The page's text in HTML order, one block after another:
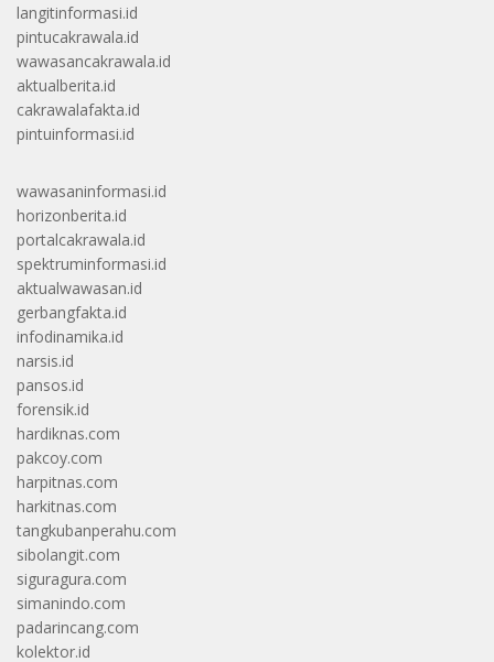
langitinformasi.id
pintucakrawala.id
wawasancakrawala.id
aktualberita.id
cakrawalafakta.id
pintuinformasi.id
wawasaninformasi.id
horizonberita.id
portalcakrawala.id
spektruminformasi.id
aktualwawasan.id
gerbangfakta.id
infodinamika.id
narsis.id
pansos.id
forensik.id
hardiknas.com
pakcoy.com
harpitnas.com
harkitnas.com
tangkubanperahu.com
sibolangit.com
siguragura.com
simanindo.com
padarincang.com
kolektor.id